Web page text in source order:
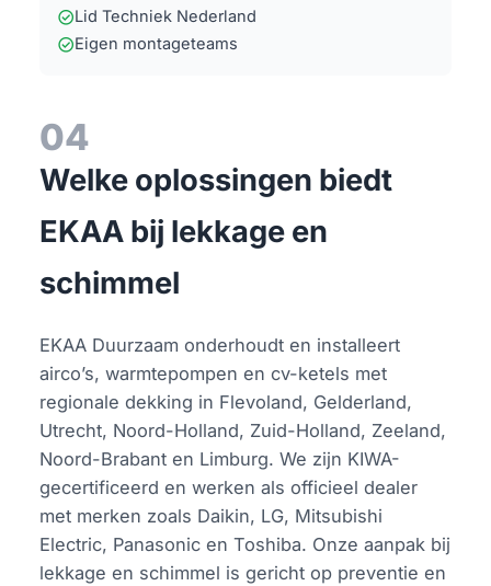
check_circleLid Techniek Nederland
check_circleEigen montageteams
04
Welke oplossingen biedt
EKAA bij lekkage en
schimmel
EKAA Duurzaam onderhoudt en installeert
airco’s, warmtepompen en cv-ketels met
regionale dekking in Flevoland, Gelderland,
Utrecht, Noord-Holland, Zuid-Holland, Zeeland,
Noord-Brabant en Limburg. We zijn KIWA-
gecertificeerd en werken als officieel dealer
met merken zoals Daikin, LG, Mitsubishi
Electric, Panasonic en Toshiba. Onze aanpak bij
lekkage en schimmel is gericht op preventie en